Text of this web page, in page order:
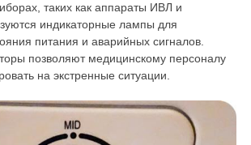
таких как аппараты ИВЛ и
индикаторные лампы для
питания и аварийных сигналов.
позволяют медицинскому персоналу
на экстренные ситуации.